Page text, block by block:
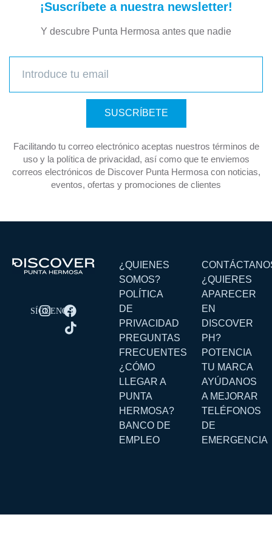
¡Suscríbete a nuestra newsletter!
Y descubre Punta Hermosa antes que nadie
SUSCRÍBETE
Facilitando tu correo electrónico aceptas nuestros términos de
uso y la política de privacidad, así como que te enviemos
correos electrónicos de Discover Punta Hermosa con noticias,
eventos, ofertas y promociones de clientes
¿QUIENES
SOMOS?
POLÍTICA
DE
PRIVACIDAD
PREGUNTAS
FRECUENTES
¿CÓMO
LLEGAR A
PUNTA
HERMOSA?
BANCO DE
EMPLEO
¿QUIERES
APARECER
EN
DISCOVER
PH?
POTENCIA
TU MARCA
AYÚDANOS
A MEJORAR
TELÉFONOS
DE
EMERGENCIA